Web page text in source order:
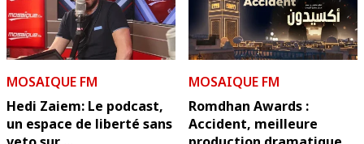
MOSAIQUE FM
Hedi Zaiem: Le podcast,
un espace de liberté sans
MOSAIQUE FM
Romdhan Awards :
Accident, meilleure